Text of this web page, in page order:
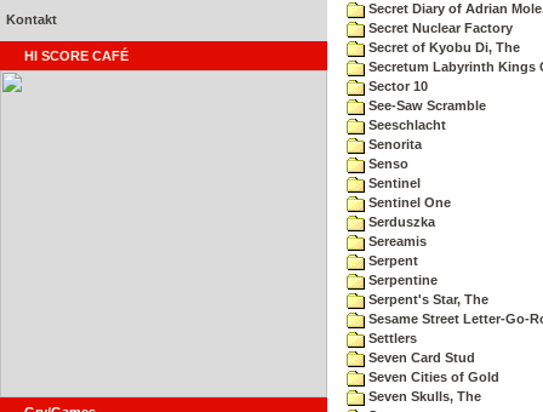
Kontakt
HI SCORE CAFÉ
Secret Diary of Adrian
Secret Nuclear Factory
Secret of Kyobu Di, The
Secretum Labyrinth Kings
Sector 10
See-Saw Scramble
Seeschlacht
Senorita
Senso
Sentinel
Sentinel One
Serduszka
Sereamis
Serpent
Serpentine
Serpent's Star, The
Sesame Street Letter-Go-
Settlers
Seven Card Stud
Seven Cities of Gold
Seven Skulls, The